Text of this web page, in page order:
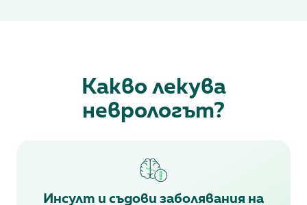
Какво лекува
неврологът?
Инсулт и съдови заболявания на